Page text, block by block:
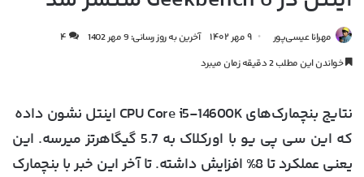
مهرانا عیسی‌پور ۹ مهر ۱۴۰۲ آخرین به روز رسانی: 9 مهر 1402
۴
خواندن این مطلب 2 دقیقه زمان میبرد
نتایج بنچمارک‌های CPU Core i5-14600K اینتل نشون داده
که این سی پی یو با اورکلاک به 5.7 گیگاهرتز میرسه. این
یعنی عملکرد تا 8% افزایش داشته. تا آخر این خبر با بنچمارک